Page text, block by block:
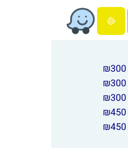
300
₪
300
₪
300
₪
450
₪
450
₪